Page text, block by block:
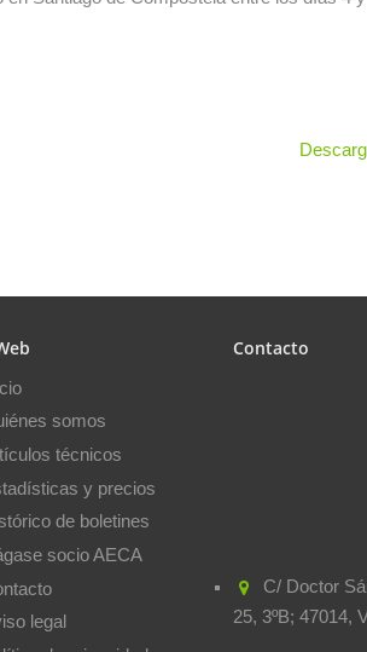
somos
técnicos
y precios
de boletines
socio AECA
legal
Contacto
C/ Doctor
25, 3ºB; 47014,